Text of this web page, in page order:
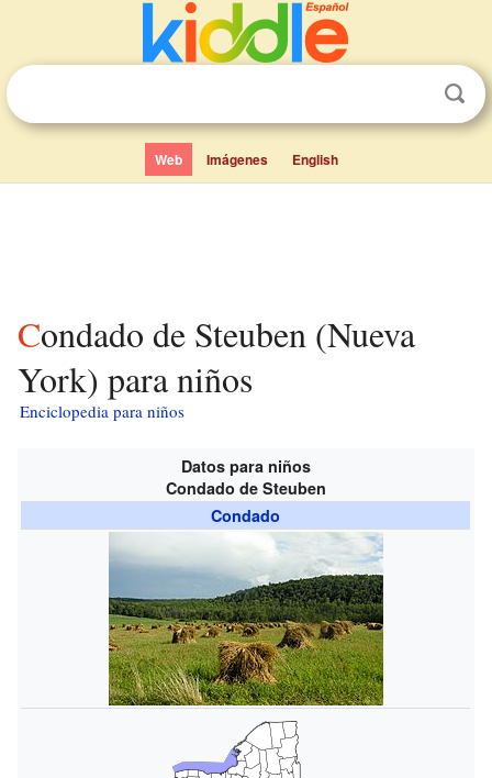
Web Imágenes English
Condado de Steuben (Nueva
York) para niños
Enciclopedia para niños
Datos para niños
Condado de Steuben
Condado